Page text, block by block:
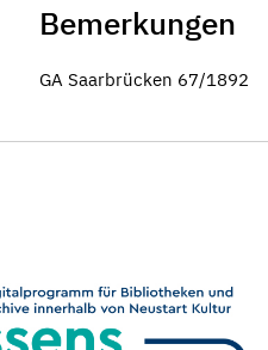
Bemerkungen
GA Saarbrücken 67/1892